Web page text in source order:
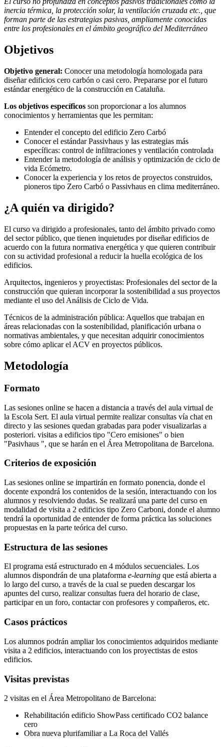
inercia térmica, la protección solar, la ventilación cruzada etc., que
forman parte de las estrategias pasivas, ampliamente conocidas
entre los profesionales en el ámbito geográfico del Mediterráneo
Objetivos
Objetivo general: Conocer una metodología homologada para
diseñar edificios cero carbón o casi cero. Prepararse por el futuro
estándar energético de la construcción en Cataluña.
Los objetivos específicos son proporcionar a los alumnos
conocimientos y herramientas que les permitan:
Entender el concepto del edificio Zero Carbó
Conocer el estándar Passivhaus y las estrategias más
específicas: control de infiltraciones y ventilación controlada
Entender la metodología de análisis y optimización de ciclo de
vida Ecómetro.
Conocer la experiencia y los retos de proyectos construidos,
pioneros tipo Zero Carbó o Passivhaus en clima mediterráneo.
¿A quién va dirigido?
El curso va dirigido a profesionales, tanto del ámbito privado como
del sector público, que tienen inquietudes por diseñar edificios de
acuerdo con la futura normativa energética y que quieren contribuir
con su actividad profesional a reducir la huella ecológica de los
edificios.
Arquitectos, ingenieros y proyectistas: Profesionales del sector de la
construcción que quieran incorporar la sostenibilidad a sus proyectos
mediante el uso del Análisis de Ciclo de Vida.
Técnicos de la administración pública: Aquellos que trabajan en
áreas relacionadas con la sostenibilidad, planificación urbana o
normativas ambientales, y que necesitan adquirir conocimientos
sobre cómo aplicar el ACV en proyectos públicos.
Metodología
Formato
Las sesiones online se hacen a distancia a través del aula virtual de
la Escola Sert. El aula virtual permite realizar consultas vía chat en
directo y las sesiones quedan grabadas para poder visualizarlas a
posteriori. visitas a edificios tipo "Cero emisiones" o bien
"Pasivhaus ", que se harán en el Área Metropolitana de Barcelona.
Criterios de exposición
Las sesiones online se impartirán en formato ponencia, donde el
docente expondrá los contenidos de la sesión, interactuando con los
alumnos y resolviendo dudas. Se realizará una parte del curso en
modalidad de visita a 2 edificios tipo Zero Carboni, donde el alumno
tendrá la oportunidad de entender de forma práctica las soluciones
propuestas en la parte teórica del curso.
Estructura de las sesiones
El programa está estructurado en 4 módulos secuenciales. Los
alumnos dispondrán de una plataforma e-learning que está abierta a
lo largo del curso, a través de la cual se pueden descargar los
apuntes del curso, realizar consultas fuera del horario de clase,
participar en un foro, contactar con profesores y compañeros, etc.
Casos prácticos
Los alumnos podrán ampliar los conocimientos adquiridos mediante
visita a 2 edificios, interactuando con los proyectistas de estos
edificios.
Visitas previstas
2 visitas en el Área Metropolitano de Barcelona:
Rehabilitación edificio ShowPass certificado CO2 balance
cero
Obra nueva plurifamiliar a La Roca del Vallés